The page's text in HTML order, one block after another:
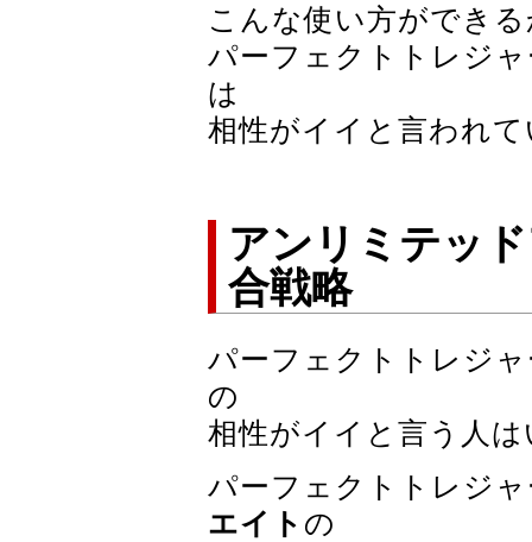
こんな使い方ができ
パーフェクトトレジ
は
相性がイイと言われ
アンリミテッ
合戦略
パーフェクトトレジ
の
相性がイイと言う人
パーフェクトトレジ
エイト の